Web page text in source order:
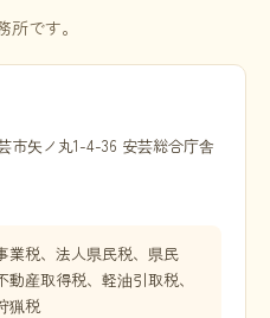
です。
市矢ノ丸1-4-36 安芸総合庁舎
業税、法人県民税、県民
産取得税、軽油引取税、
猟税